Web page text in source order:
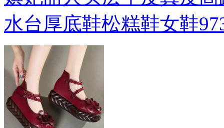
水台厚底鞋松糕鞋女鞋